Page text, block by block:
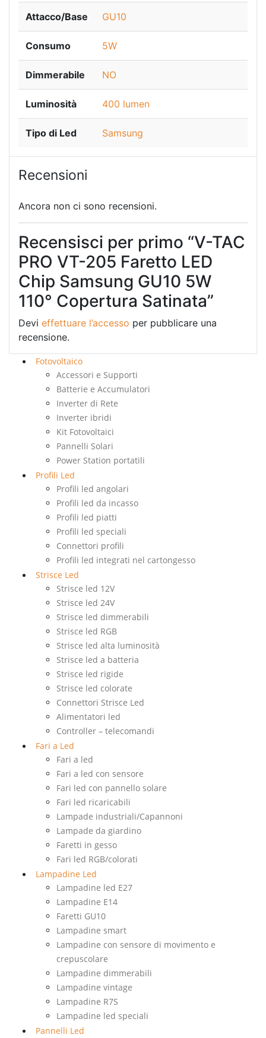
Attacco/Base GU10
Consumo 5W
Dimmerabile NO
Luminosità 400 lumen
Tipo di Led Samsung
Recensioni
Ancora non ci sono recensioni.
Recensisci per primo “V-TAC
PRO VT-205 Faretto LED
Chip Samsung GU10 5W
110° Copertura Satinata”
Devi effettuare l’accesso per pubblicare una
recensione.
Fotovoltaico
Accessori e Supporti
Batterie e Accumulatori
Inverter di Rete
Inverter ibridi
Kit Fotovoltaici
Pannelli Solari
Power Station portatili
Profili Led
Profili led angolari
Profili led da incasso
Profili led piatti
Profili led speciali
Connettori profili
Profili led integrati nel cartongesso
Strisce Led
Strisce led 12V
Strisce led 24V
Strisce led dimmerabili
Strisce led RGB
Strisce led alta luminosità
Strisce led a batteria
Strisce led rigide
Strisce led colorate
Connettori Strisce Led
Alimentatori led
Controller – telecomandi
Fari a Led
Fari a led
Fari a led con sensore
Fari led con pannello solare
Fari led ricaricabili
Lampade industriali/Capannoni
Lampade da giardino
Faretti in gesso
Fari led RGB/colorati
Lampadine Led
Lampadine led E27
Lampadine E14
Faretti GU10
Lampadine smart
Lampadine con sensore di movimento e
crepuscolare
Lampadine dimmerabili
Lampadine vintage
Lampadine R7S
Lampadine led speciali
Pannelli Led